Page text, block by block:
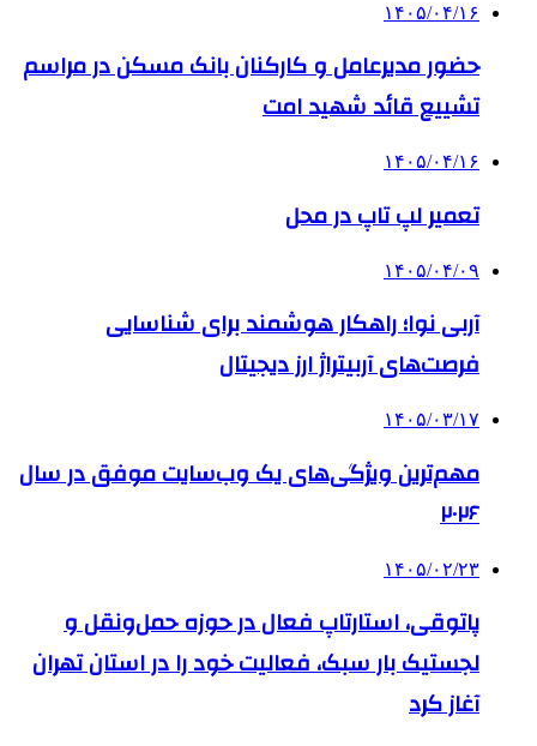
۱۴۰۵/۰۴/۱۶
حضور مدیرعامل و کارکنان بانک مسکن در مراسم
تشییع قائد شهید امت
۱۴۰۵/۰۴/۱۶
تعمیر لپ تاپ در محل
۱۴۰۵/۰۴/۰۹
آربی نوا؛ راهکار هوشمند برای شناسایی
فرصت‌های آربیتراژ ارز دیجیتال
۱۴۰۵/۰۳/۱۷
مهم‌ترین ویژگی‌های یک وب‌سایت موفق در سال
۲۰۲۶
۱۴۰۵/۰۲/۲۳
پاتوقی، استارتاپ فعال در حوزه حمل‌ونقل و
لجستیک بار سبک، فعالیت خود را در استان تهران
آغاز کرد